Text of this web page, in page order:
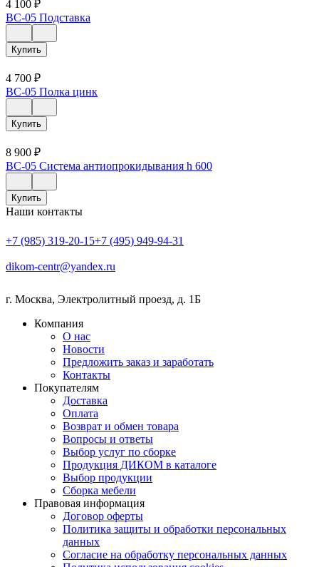
4 100 ₽
ВС-05 Подставка
Купить
4 700 ₽
ВС-05 Полка цинк
Купить
8 900 ₽
ВС-05 Система антиопрокидывания h 600
Купить
Наши контакты
+7 (985) 319-20-15+7 (495) 949-94-31
dikom-centr@yandex.ru
г. Москва, Электролитный проезд, д. 1Б
Компания
О нас
Новости
Предложить заказ и заработать
Контакты
Покупателям
Доставка
Оплата
Возврат и обмен товара
Вопросы и ответы
Выбор услуг по сборке
Продукция ДИКОМ в каталоге
Выбор продукции
Сборка мебели
Правовая информация
Договор оферты
Политика защиты и обработки персональных
данных
Согласие на обработку персональных данных